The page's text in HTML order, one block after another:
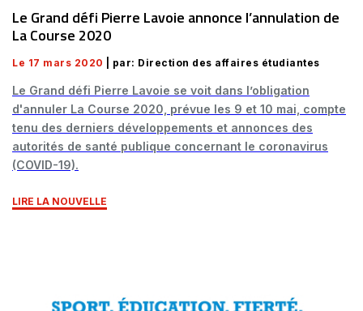
Le Grand défi Pierre Lavoie annonce l’annulation de
La Course 2020
Le 17 mars 2020 | par: Direction des affaires étudiantes
Le Grand défi Pierre Lavoie se voit dans l’obligation
d'annuler La Course 2020, prévue les 9 et 10 mai, compte
tenu des derniers développements et annonces des
autorités de santé publique concernant le coronavirus
(COVID-19).
LIRE LA NOUVELLE